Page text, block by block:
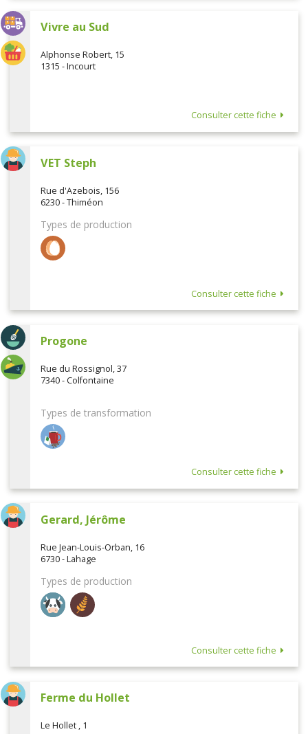
Vivre au Sud
Alphonse Robert, 15
1315 - Incourt
Consulter cette fiche
VET Steph
Rue d'Azebois, 156
6230 - Thiméon
Types de production
Consulter cette fiche
Progone
Rue du Rossignol, 37
7340 - Colfontaine
Types de transformation
Consulter cette fiche
Gerard, Jérôme
Rue Jean-Louis-Orban, 16
6730 - Lahage
Types de production
Consulter cette fiche
Ferme du Hollet
Le Hollet , 1